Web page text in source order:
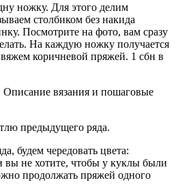
ножку. Для этого делим
столбиком без накида
Посмотрите на фото, вам сразу
На каждую ножку получается
коричневой пряжей. 1 сбн в
предыдущего ряда.
будем чередовать цвета:
не хотите, чтобы у куклы были
продолжать пряжей одного